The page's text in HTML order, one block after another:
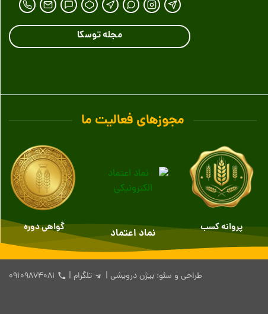
مجله توسکا
مجوزهای فعالیت ما
پروانه کسب نماد اعتماد گواهی دوره
طراحی و سئو: بیژن درویشی | تلگرام |